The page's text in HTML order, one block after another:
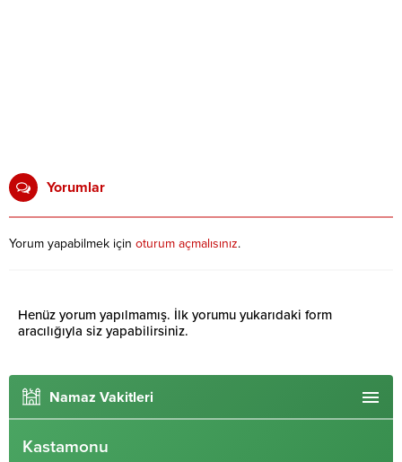
Yorumlar
Yorum yapabilmek için oturum açmalısınız.
Henüz yorum yapılmamış. İlk yorumu yukarıdaki form
aracılığıyla siz yapabilirsiniz.
Namaz Vakitleri
Kastamonu